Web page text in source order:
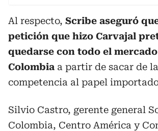
Al respecto, Scribe aseguró
petición que hizo Carvajal
quedarse con todo el
Colombia a partir de sacar de la
competencia al papel
Silvio Castro, gerente general
Colombia, Centro América y